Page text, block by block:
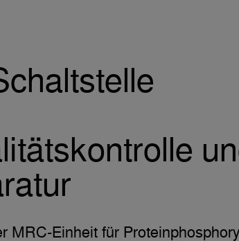
MRC-Einheit für